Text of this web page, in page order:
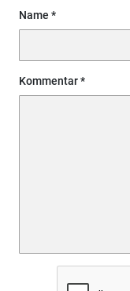
Name
Kommentar